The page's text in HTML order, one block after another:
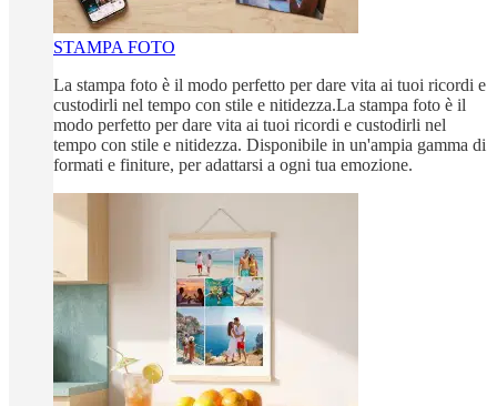
STAMPA FOTO
La stampa foto è il modo perfetto per dare vita ai tuoi ricordi e
custodirli nel tempo con stile e nitidezza.La stampa foto è il
modo perfetto per dare vita ai tuoi ricordi e custodirli nel
tempo con stile e nitidezza. Disponibile in un'ampia gamma di
formati e finiture, per adattarsi a ogni tua emozione.